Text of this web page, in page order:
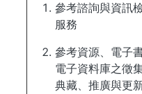
參考諮詢與資訊
服務
參考資源、電子
電子資料庫之徵集
典藏、推廣與更